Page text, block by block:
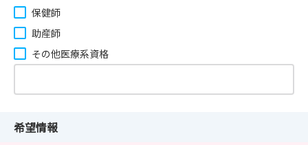
保健師
助産師
その他医療系資格
希望情報